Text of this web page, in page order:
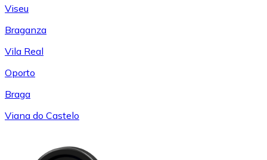
Viseu
Braganza
Vila Real
Oporto
Braga
Viana do Castelo